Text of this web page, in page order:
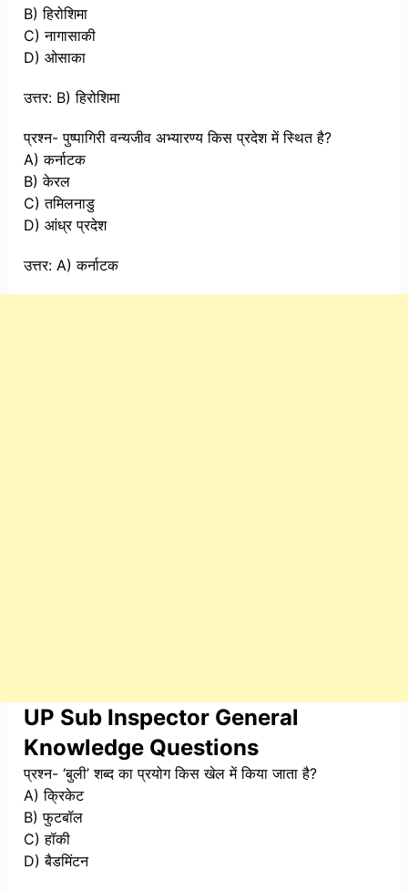
B) हिरोशिमा
C) नागासाकी
D) ओसाका
उत्तर: B) हिरोशिमा
प्रश्न- पुष्पागिरी वन्यजीव अभ्यारण्य किस प्रदेश में स्थित है?
A) कर्नाटक
B) केरल
C) तमिलनाडु
D) आंध्र प्रदेश
उत्तर: A) कर्नाटक
UP Sub Inspector General
Knowledge Questions
प्रश्न- ‘बुली’ शब्द का प्रयोग किस खेल में किया जाता है?
A) क्रिकेट
B) फुटबॉल
C) हॉकी
D) बैडमिंटन